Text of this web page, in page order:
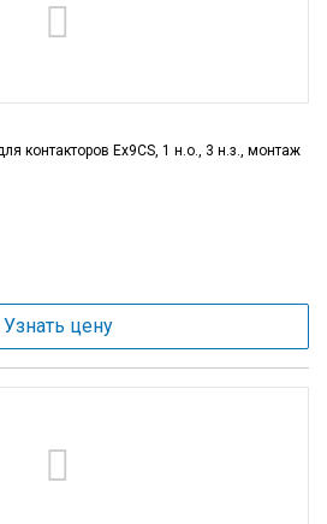
контакторов Ex9CS, 1 н.о., 3 н.з., монтаж
Узнать цену